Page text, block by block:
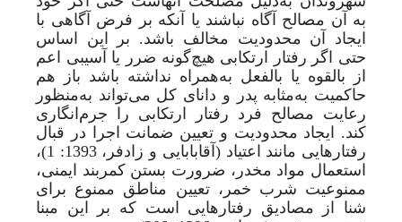
به آن مصالح آگاه نباشند یا آنکه بر فرض آگاهی با
ایجاد آن محدودیت مخالف باشد. بر این اساس
حتی اگر رفتار ارتکابی هیچ‌گونه ضرر یا آسیبی اعم
از بالقوه یا بالفعل بههمراه نداشته باشد باز هم
حاکمیت به‌مثابه پدر و دانای کل می‌تواند بهمنظور
رعایت مصالح فرد رفتار ارتکابی را جرم‌انگاری
کند. ایجاد محدودیت و تعیین ضمانت اجرا در قبال
رفتارهایی مانند اعتیاد (آقابابایی و زادفر، 1393: 1)،
استعمال مواد مخدر، ضرورت بستن کمربند ایمنی،
ممنوعیت شرب خمر، تعیین مناطق ممنوع برای
شنا از مصادیق رفتارهایی است که بر این مبنا